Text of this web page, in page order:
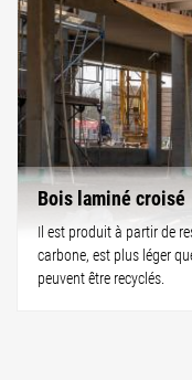
Bois laminé croisé
Il est produit à partir de
carbone, est plus léger
peuvent être recyclés.